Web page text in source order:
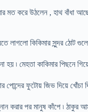
মত করে উঠলেন , হাথ বাঁধা
লাগলো কিকিমার সুন্দর ঠোট
৷ মেহতা কাকিমার পিছনে
পোন্দের ফুটোয় জিভ দিয়ে খোঁচা
করার পর মানুষ কাঁপে ৷ ঠাকুর